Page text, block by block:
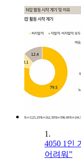
1.
4050 1인
어려워”